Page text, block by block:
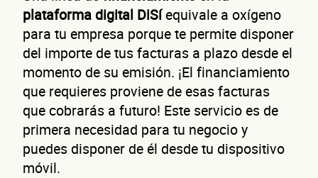
plataforma digital DiSíequivale a oxígeno
para tu empresa porque te permite disponer
del importe de tus facturas a plazo desde el
momento de su emisión. ¡El financiamiento
que requieres proviene de esas facturas
que cobrarás a futuro! Este servicio es de
primera necesidad para tu negocio y
puedes disponer de él desde tu dispositivo
móvil.